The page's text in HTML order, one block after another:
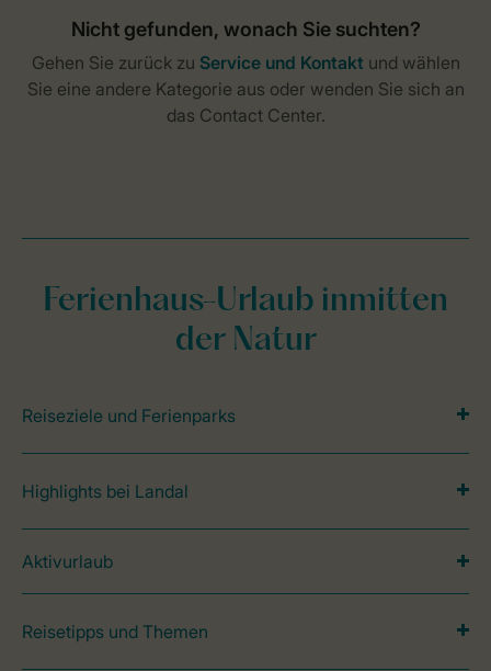
Ferienhaus-Urlaub inmitten
der Natur
Reiseziele und Ferienparks
Highlights bei Landal
Aktivurlaub
Reisetipps und Themen